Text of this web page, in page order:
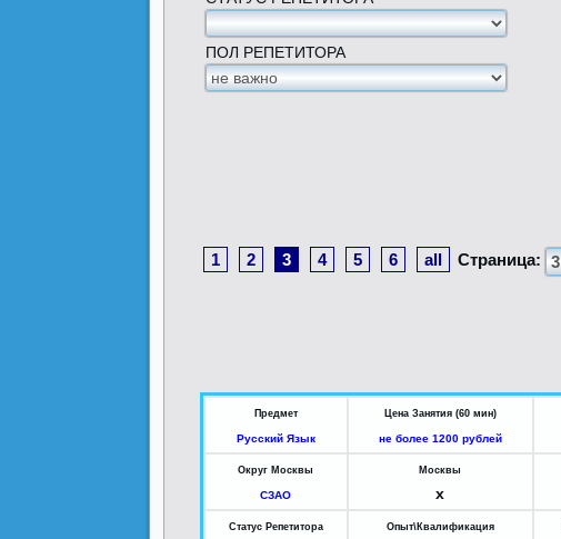
ПОЛ РЕПЕТИТОРА
1 2 3 4 5 6 all Страница:
Предмет
Русский Язык
Цена Занятия (60 мин)
не более 1200 рублей
Округ Москвы
СЗАО
Москвы
x
Статус Репетитора Опыт\Квалификация